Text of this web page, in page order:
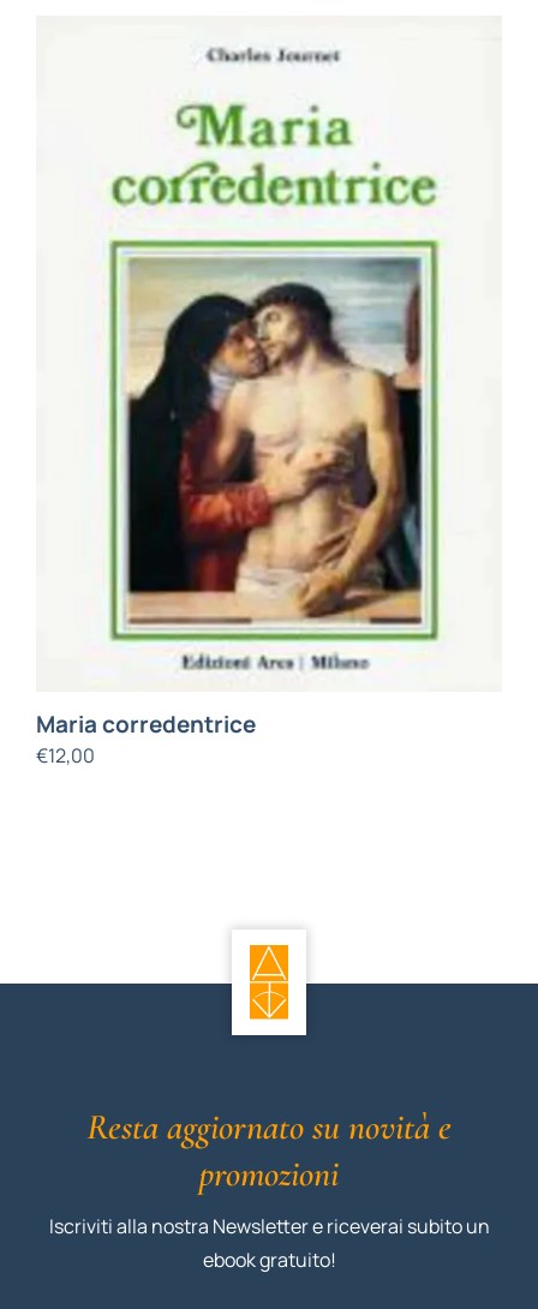
ATTUALITÀ
Maria corredentrice
€12,00
Resta aggiornato su novità e
promozioni
Iscriviti alla nostra Newsletter e riceverai subito un
ebook gratuito!